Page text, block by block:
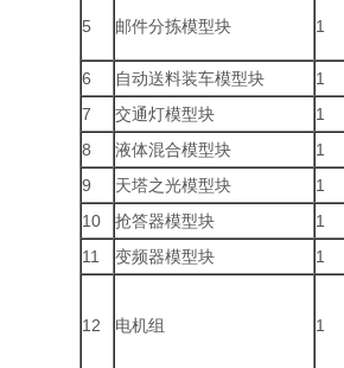
5 邮件分拣模型块 1
6
自动送料装车模型块 1
7
交通灯模型块 1
8
液体混合模型块 1
9
天塔之光模型块 1
10
抢答器模型块 1
11
变频器模型块 1
12 电机组 1